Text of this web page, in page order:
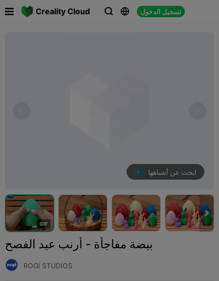
Creality Cloud   تسجيل الدخول
ابحث عن أشباهها
GIF

بيضة مفاجأة - أرنب عيد الفصح
ROGI STUDIOS